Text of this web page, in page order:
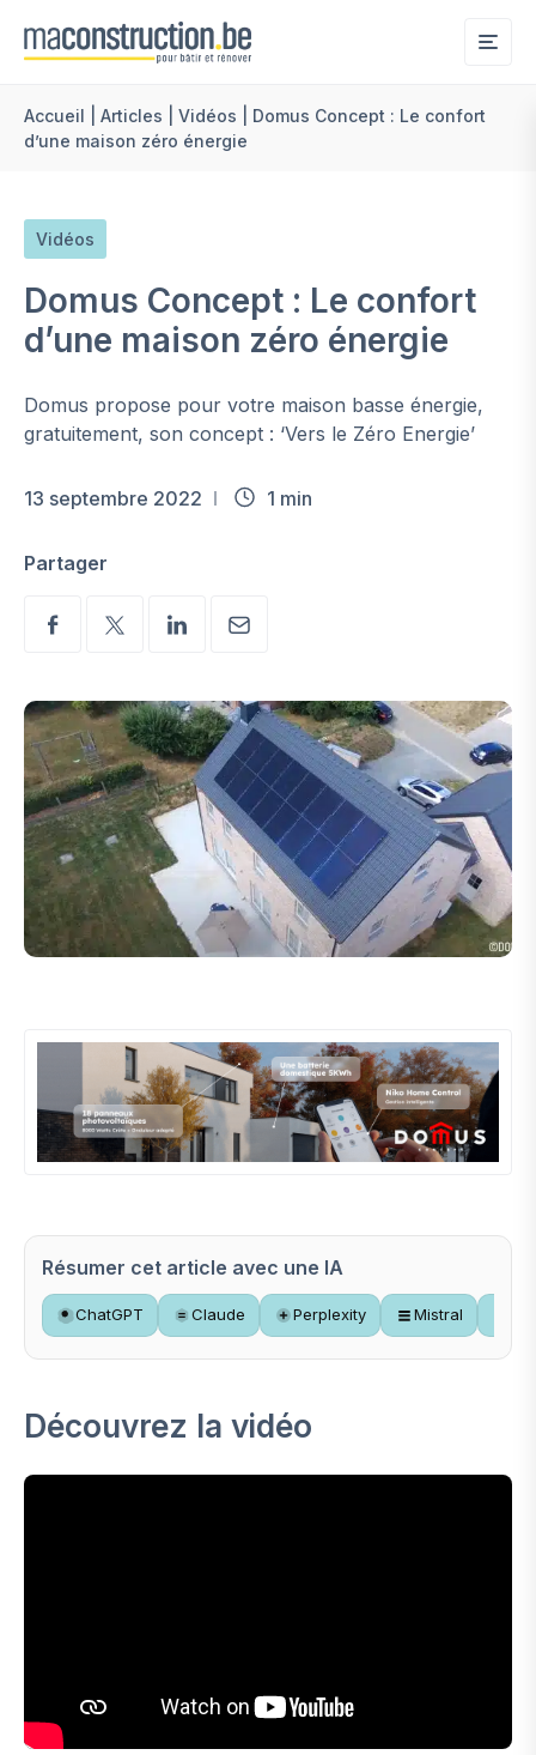
Accueil Articles Vidéos
Domus Concept : Le confort
d’une maison zéro énergie
Vidéos
Domus Concept : Le confort
d’une maison zéro énergie
Domus propose pour votre maison basse énergie,
gratuitement, son concept : ‘Vers le Zéro Energie’
13 septembre 2022 1 min
Partager
Résumer cet article avec une IA
ChatGPT Claude Perplexity Mistral
Découvrez la vidéo